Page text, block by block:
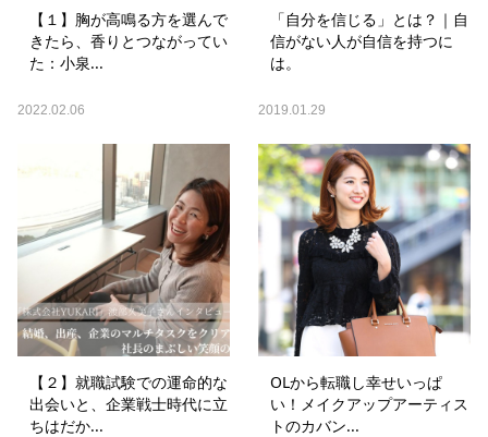
【１】胸が高鳴る方を選んで
きたら、香りとつながってい
た：小泉...
2022.02.06
「自分を信じる」とは？｜自
信がない人が自信を持つに
は。
2019.01.29
【２】就職試験での運命的な
出会いと、企業戦士時代に立
ちはだか...
OLから転職し幸せいっぱ
い！メイクアップアーティス
トのカバン...